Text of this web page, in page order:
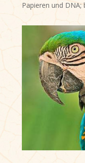
Papieren und